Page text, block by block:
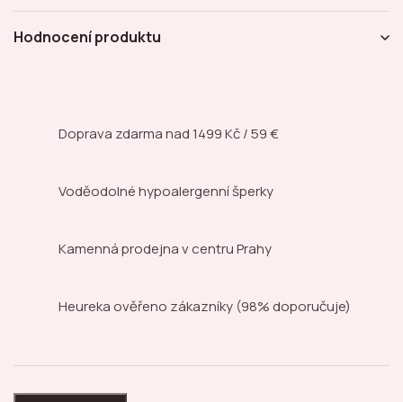
Hodnocení produktu
Doprava zdarma nad1499 Kč / 59 €
Voděodolné hypoalergenní šperky
Kamenná prodejnav centru Prahy
Heureka ověřeno zákazníky (98% doporučuje)